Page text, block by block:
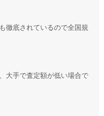
徹底されているので全国規
大手で査定額が低い場合で